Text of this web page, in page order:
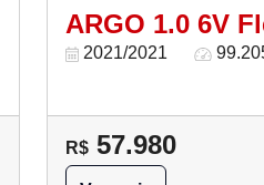
ARGO 1.0 6V
2021/2021
R$ 57.980